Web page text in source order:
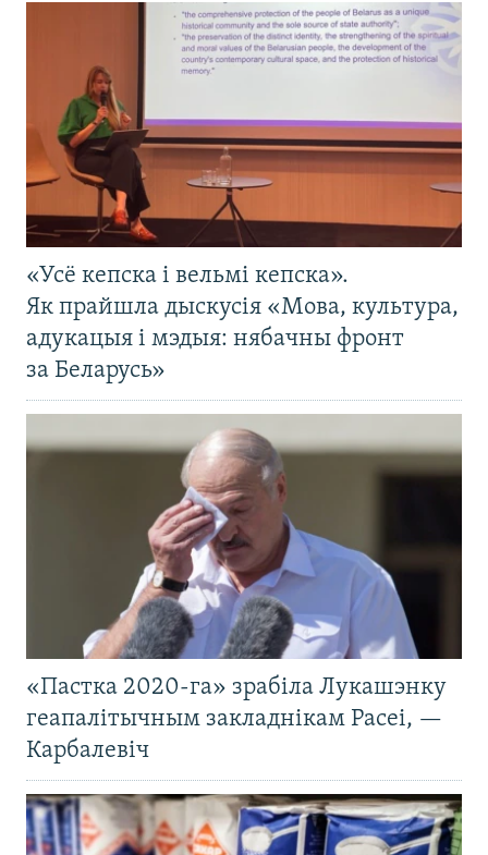
«Усё кепска і вельмі кепска».
Як прайшла дыскусія «Мова, культура,
адукацыя і мэдыя: нябачны фронт
за Беларусь»
«Пастка 2020-га» зрабіла Лукашэнку
геапалітычным закладнікам Расеі, —
Карбалевіч